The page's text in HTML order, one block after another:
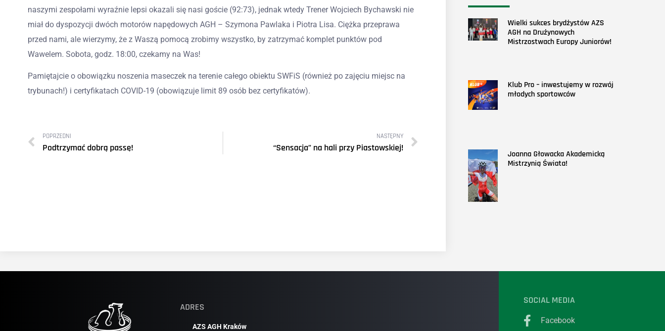
naszymi zespołami wyraźnie lepsi okazali się nasi goście (92:73), jednak wtedy Trener Wojciech Bychawski nie
miał do dyspozycji dwóch motorów napędowych AGH – Szymona Pawlaka i Piotra Lisa. Ciężka przeprawa
przed nami, ale wierzymy, że z Waszą pomocą zrobimy wszystko, by zatrzymać komplet punktów pod
Wawelem. Sobota, godz. 18:00, czekamy na Was!
Pamiętajcie o obowiązku noszenia maseczek na terenie całego obiektu SWFiS (również po zajęciu miejsc na
trybunach!) i certyfikatach COVID-19 (obowiązuje limit 89 osób bez certyfikatów).
POPRZEDNI
Podtrzymać dobrą passę!
NASTĘPNY
“Sensacja” na hali przy Piastowskiej!
Wielki sukces brydżystów AZS
AGH na Drużynowych
Mistrzostwach Europy Juniorów!
Klub Pro – inwestujemy w rozwój
młodych sportowców
Joanna Głowacka Akademicką
Mistrzynią Świata!
ADRES
AZS AGH Kraków
SOCIAL MEDIA
Facebook